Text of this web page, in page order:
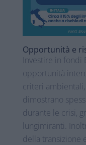
Opportunità e
Investire in fondi
opportunità
criteri
dimostrano
durante le crisi,
lungimiranti.
della transizione